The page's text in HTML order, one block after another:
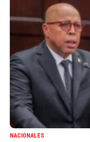
NACIONALES